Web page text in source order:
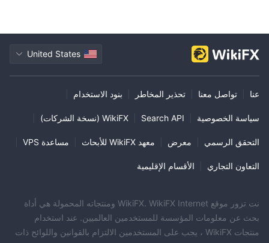
United States
عنا تواصل معنا تحذير المخاطر بنود الاستخدام
سياسة الخصوصية Search API WikiFX (نسخة الشركات)
التحقق الرسمي معرض معهد WikiFX للأبحاث مساعدة VPS
التعاون التجاري الأقسام الإقليمية
نت تزور موقع WikiFX. WikiFX Internet ومنتجاته المحمولة هي أداة
بحث عن معلومات المؤسسة للمستخدمين العالميين. عند استخدام
منتجات WikiFX ، يجب على المستخدمين الالتزام بالقوانين واللوائح ذات